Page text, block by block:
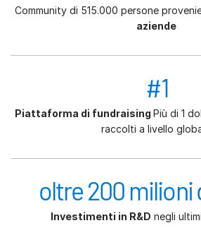
Community di 515.000 persone
aziende
#1
Piattaforma di fundraising Più di 1
raccolti a livello
oltre 200 milioni
Investimenti in R&D negli